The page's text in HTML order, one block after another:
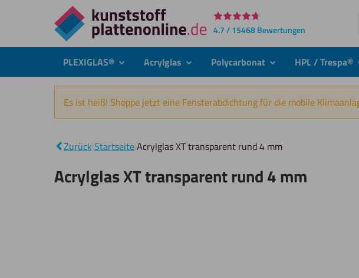
Direkt
zum
4.7 / 15468 Bewertungen
PLEXIGLAS® submenuAcrylglas submenuPolycarbonat submenuHPL / Trespa®
Es ist heiß! Shoppe jetzt eine Fensterabdichtung für die mobile
Zurück StartseiteAcrylglas XT transparent rund 4 mm
Acrylglas XT transparent rund 4 mm